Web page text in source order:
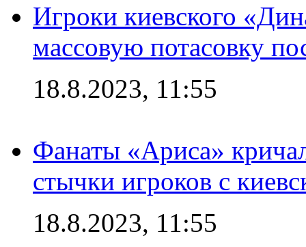
Игроки киевского
массовую потасовку
18.8.2023, 11:55
Фанаты «Ариса»
стычки игроков с
18.8.2023, 11:55